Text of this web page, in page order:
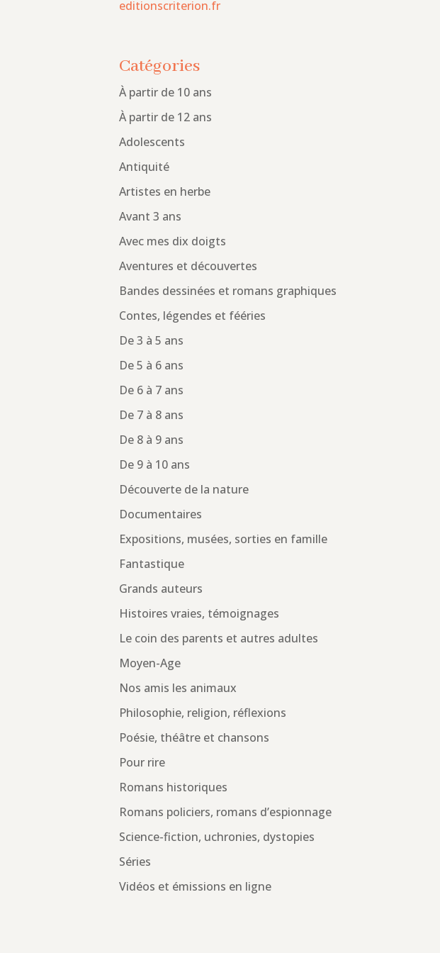
editionscriterion.fr
Catégories
À partir de 10 ans
À partir de 12 ans
Adolescents
Antiquité
Artistes en herbe
Avant 3 ans
Avec mes dix doigts
Aventures et découvertes
Bandes dessinées et romans graphiques
Contes, légendes et fééries
De 3 à 5 ans
De 5 à 6 ans
De 6 à 7 ans
De 7 à 8 ans
De 8 à 9 ans
De 9 à 10 ans
Découverte de la nature
Documentaires
Expositions, musées, sorties en famille
Fantastique
Grands auteurs
Histoires vraies, témoignages
Le coin des parents et autres adultes
Moyen-Age
Nos amis les animaux
Philosophie, religion, réflexions
Poésie, théâtre et chansons
Pour rire
Romans historiques
Romans policiers, romans d’espionnage
Science-fiction, uchronies, dystopies
Séries
Vidéos et émissions en ligne